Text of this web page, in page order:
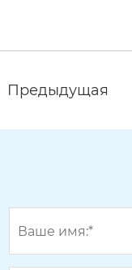
Предыдущая